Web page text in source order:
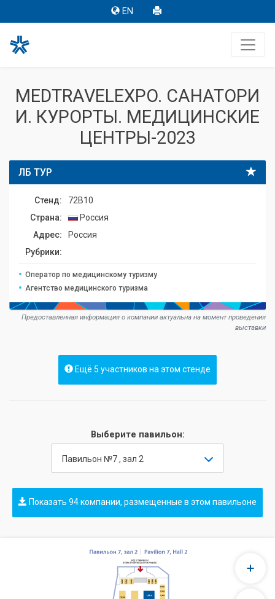
EN
MEDTRAVELEXPO. САНАТОРИ
И. КУРОРТЫ. МЕДИЦИНСКИЕ
ЦЕНТРЫ-2023
ЛБ ТУР
Стенд:
72B10
Страна:
Россия
Адрес:
Россия
Рубрики:
Оператор по медицинскому туризму
Агентство медицинского туризма
Предоставленная информация о компании актуальна на момент проведения
выставки
Ещё 5 участников на этом стенде
Выберите павильон:
Павильон №7 , зал 2
Показать 94 компании, размещенные в этом павильоне